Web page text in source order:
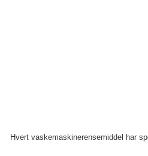
Hvert vaskemaskinerensemiddel har